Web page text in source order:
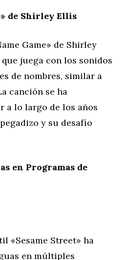
de Shirley Ellis
Game» de Shirley
juega con los sonidos
de nombres, similar a
canción se ha
a lo largo de los años
y su desafío
en Programas de
«Sesame Street» ha
en múltiples